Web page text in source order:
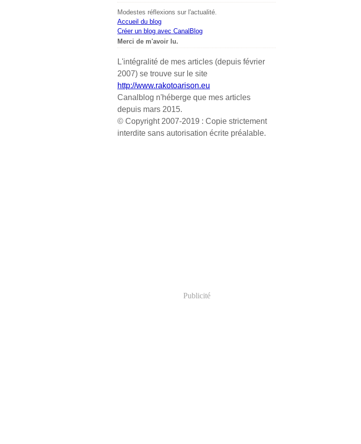
Modestes réflexions sur l'actualité.
Accueil du blog
Créer un blog avec CanalBlog
Merci de m'avoir lu.
L'intégralité de mes articles (depuis février
2007) se trouve sur le site
http://www.rakotoarison.eu
Canalblog n'héberge que mes articles
depuis mars 2015.
© Copyright 2007-2019 : Copie strictement
interdite sans autorisation écrite préalable.
Publicité